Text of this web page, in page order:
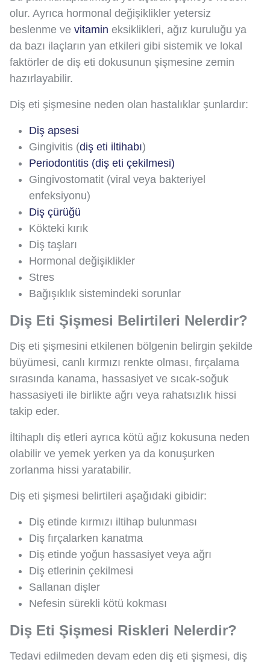
olur. Ayrıca hormonal değişiklikler yetersiz
beslenme ve vitamin eksiklikleri, ağız kuruluğu ya
da bazı ilaçların yan etkileri gibi sistemik ve lokal
faktörler de diş eti dokusunun şişmesine zemin
hazırlayabilir.
Diş eti şişmesine neden olan hastalıklar şunlardır:
Diş apsesi
Gingivitis (diş eti iltihabı)
Periodontitis (diş eti çekilmesi)
Gingivostomatit (viral veya bakteriyel
enfeksiyonu)
Diş çürüğü
Kökteki kırık
Diş taşları
Hormonal değişiklikler
Stres
Bağışıklık sistemindeki sorunlar
Diş Eti Şişmesi Belirtileri Nelerdir?
Diş eti şişmesini etkilenen bölgenin belirgin şekilde
büyümesi, canlı kırmızı renkte olması, fırçalama
sırasında kanama, hassasiyet ve sıcak-soğuk
hassasiyeti ile birlikte ağrı veya rahatsızlık hissi
takip eder.
İltihaplı diş etleri ayrıca kötü ağız kokusuna neden
olabilir ve yemek yerken ya da konuşurken
zorlanma hissi yaratabilir.
Diş eti şişmesi belirtileri aşağıdaki gibidir:
Diş etinde kırmızı iltihap bulunması
Diş fırçalarken kanatma
Diş etinde yoğun hassasiyet veya ağrı
Diş etlerinin çekilmesi
Sallanan dişler
Nefesin sürekli kötü kokması
Diş Eti Şişmesi Riskleri Nelerdir?
Tedavi edilmeden devam eden diş eti şişmesi, diş